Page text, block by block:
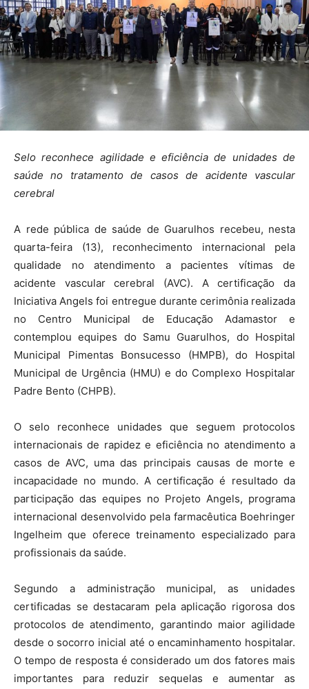
Selo reconhece agilidade e eficiência de unidades de
saúde no tratamento de casos de acidente vascular
cerebral
A rede pública de saúde de Guarulhos recebeu, nesta
quarta-feira (13), reconhecimento internacional pela
qualidade no atendimento a pacientes vítimas de
acidente vascular cerebral (AVC). A certificação da
Iniciativa Angels foi entregue durante cerimônia realizada
no Centro Municipal de Educação Adamastor e
contemplou equipes do Samu Guarulhos, do Hospital
Municipal Pimentas Bonsucesso (HMPB), do Hospital
Municipal de Urgência (HMU) e do Complexo Hospitalar
Padre Bento (CHPB).
O selo reconhece unidades que seguem protocolos
internacionais de rapidez e eficiência no atendimento a
casos de AVC, uma das principais causas de morte e
incapacidade no mundo. A certificação é resultado da
participação das equipes no Projeto Angels, programa
internacional desenvolvido pela farmacêutica Boehringer
Ingelheim que oferece treinamento especializado para
profissionais da saúde.
Segundo a administração municipal, as unidades
certificadas se destacaram pela aplicação rigorosa dos
protocolos de atendimento, garantindo maior agilidade
desde o socorro inicial até o encaminhamento hospitalar.
O tempo de resposta é considerado um dos fatores mais
importantes para reduzir sequelas e aumentar as